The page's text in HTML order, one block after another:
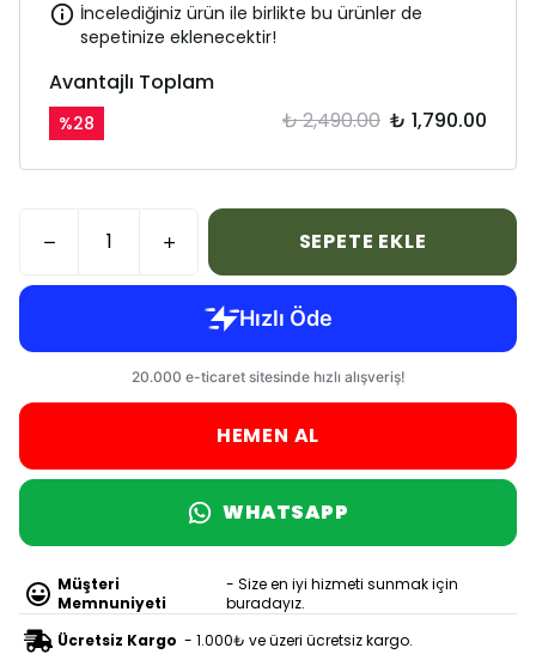
İncelediğiniz ürün ile birlikte bu ürünler de
sepetinize eklenecektir!
Avantajlı Toplam
%28 ₺ 2,490.00 ₺ 1,790.00
SEPETE EKLE
HEMEN AL
WHATSAPP
Müşteri
Memnuniyeti
- Size en iyi hizmeti sunmak için
buradayız.
Ücretsiz Kargo - 1.000₺ ve üzeri ücretsiz kargo.